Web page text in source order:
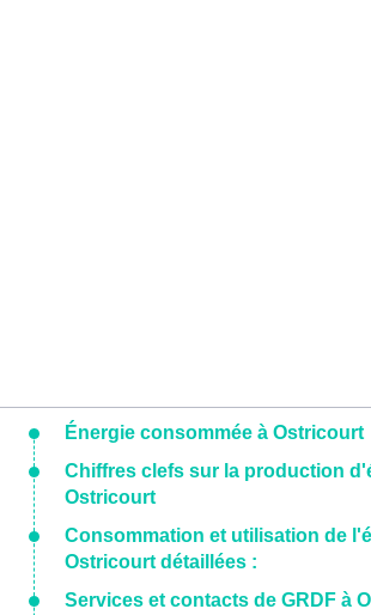
Énergie consommée à Ostricourt
Chiffres clefs sur la production
Ostricourt
Consommation et utilisation de
Ostricourt détaillées :
Services et contacts de GRDF à